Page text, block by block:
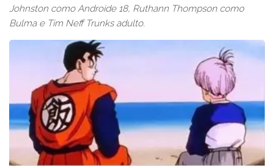
Johnston como Androide 18, Ruthann Thompson como
Bulma e Tim Neff Trunks adulto.